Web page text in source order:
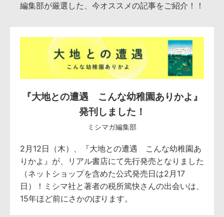
編集部が厳選した、今オススメの記事をご紹介！！
『大地との遭遇 こんな幼稚園ありかよ』
発刊しました！
ミシマガ編集部
2月12日（木）、『大地との遭遇 こんな幼稚園あ
りかよ』が、リアル書店にて先行発売となりました
（ネットショップを含めた公式発売日は2月17
日）！ミシマ社と著者の税所篤快さんの出会いは、
15年ほど前にさかのぼります。